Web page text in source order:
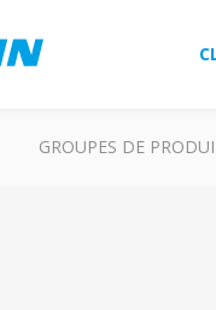
GROUPES DE